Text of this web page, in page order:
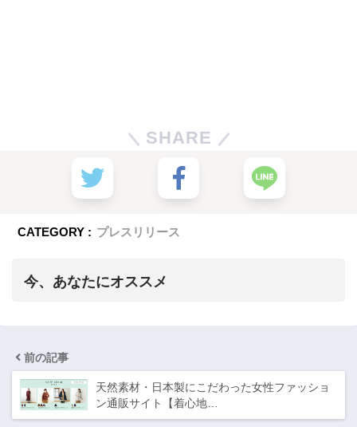
SHARE
CATEGORY : プレスリリース
今、あなたにオススメ
前の記事
天然素材・日本製にこだわった女性ファッショ
ン通販サイト【着心地…